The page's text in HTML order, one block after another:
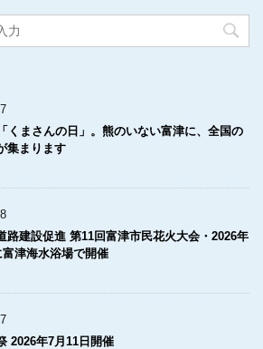
くまさんの日」。熊のいない富津に、全国の
集まります
路建設促進 第11回富津市民花火大会・2026年
津海水浴場で開催
2026年7月11日開催